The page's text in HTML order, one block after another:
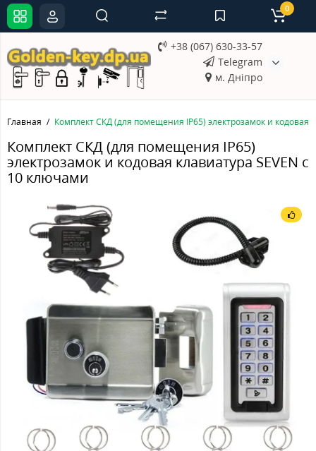
+38 (067) 630-33-57
Telegram
м. Дніпро
0
Главная Комплект СКД (для помещения IP65) электрозамок и кодовая
Комплект СКД (для помещения IP65)
электрозамок и кодовая клавиатура SEVEN с
10 ключами